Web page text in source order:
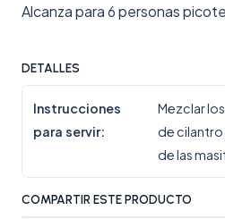
Alcanza para 6 personas
DETALLES
Instrucciones
para servir:
Mezclar
de cilantro
de las
COMPARTIR ESTE PRODUCTO